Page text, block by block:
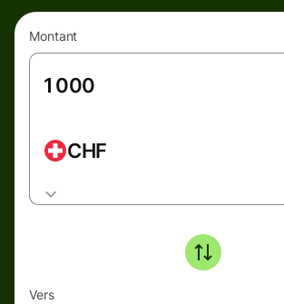
Montant
CHF
Vers